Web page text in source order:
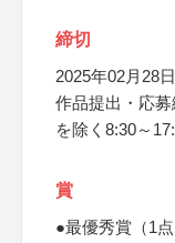
締切
2025年02月28
作品提出・応
を除く8:30～
賞
●最優秀賞（1